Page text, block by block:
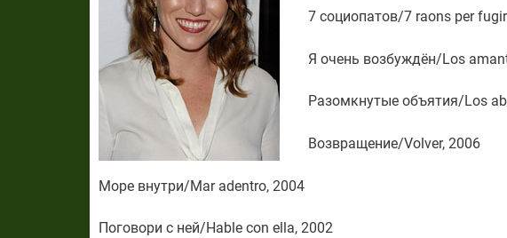
7 социопатов/7 raons per
Я очень возбуждён/Los
Разомкнутые объятия/Los
Возвращение/Volver, 2006
Море внутри/Mar adentro, 2004
Поговори с ней/Hable con ella, 2002